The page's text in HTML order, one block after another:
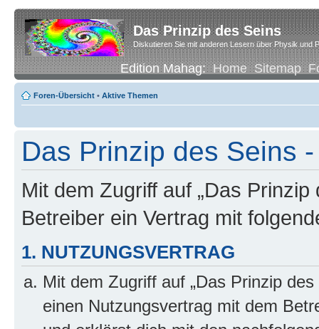
Das Prinzip des Seins
Diskutieren Sie mit anderen Lesern über Physik und
Edition Mahag:Home Sitemap
Foren-Übersicht • Aktive Themen
Das Prinzip des Seins
Mit dem Zugriff auf „Das
Betreiber ein Vertrag mit
1. NUTZUNGSVERTRAG
Mit dem Zugriff auf „Das Prinzip
einen Nutzungsvertrag mit dem